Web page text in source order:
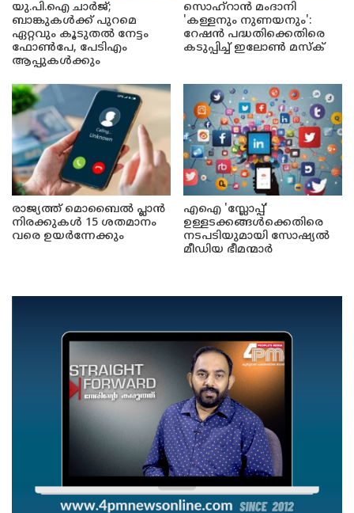
യു.പി.ഐ ചാർജ്;
ബാങ്കുകൾക്ക് പുറമെ
ഏറ്റവും കൂടുതൽ നേട്ടം
ഫോൺപേ, പേടിഎം
ആപ്പുകൾക്കും
സൊഹ്റാൻ മംദാനി
'കള്ളനും നുണയനും':
റേഷൻ പദ്ധതിക്കെതിരെ
കടുപ്പിച്ച് ഇലോൺ മസ്ക്
രാജ്യത്ത് മൊബൈൽ പ്ലാൻ
നിരക്കുകൾ 15 ശതമാനം
വരെ ഉയർന്നേക്കും
എഐ 'സ്ലോപ്പ്'
ഉള്ളടക്കങ്ങൾക്കെതിരെ
നടപടിയുമായി സോഷ്യൽ
മീഡിയ ഭീമന്മാർ